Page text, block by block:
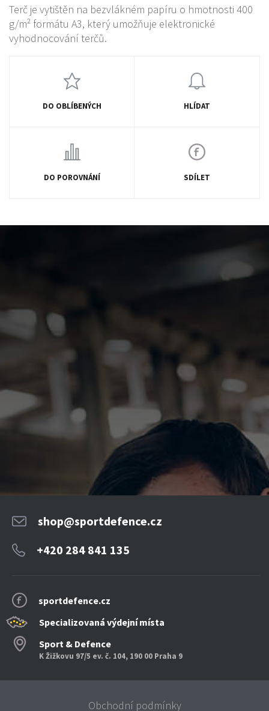
Terč je vytištěn na bezvlákném papíru o hmotnosti 400
g/m² formátu A3, který umožňuje elektronické
vyhodnocování terčů.
DO OBLÍBENÝCH HLÍDAT
DO POROVNÁNÍ SDÍLET
sportdefence.cz
Specializovaná výdejní místa
Sport & Defence
K Žižkovu 97/5 ev. č. 104, 190 00 Praha 9
shop@sportdefence.cz
+420 284 841 135
Obchodní podmínky